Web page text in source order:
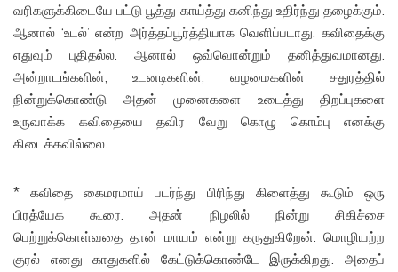
வரிகளுக்கிடையே பட்டு பூத்து காய்த்து கனிந்து உதிர்ந்து தழைக்கும்.
ஆனால் ‘உடல்’ என்ற அர்த்தப்பூர்த்தியாக வெளிப்படாது. கவிதைக்கு
எதுவும் புதிதல்ல. ஆனால் ஒவ்வொன்றும் தனித்துவமானது.
அன்றாடங்களின், உடனடிகளின், வழமைகளின் சதுரத்தில்
நின்றுக்கொண்டு அதன் முனைகளை உடைத்து திறப்புகளை
உருவாக்க கவிதையை தவிர வேறு கொழு கொம்பு எனக்கு
கிடைக்கவில்லை.
* கவிதை கைமரமாய் படர்ந்து பிரிந்து கிளைத்து கூடும் ஒரு
பிரத்யேக கூரை. அதன் நிழலில் நின்று சிகிச்சை
பெற்றுக்கொள்வதை தான் மாயம் என்று கருதுகிறேன். மொழியற்ற
குரல் எனது காதுகளில் கேட்டுக்கொண்டே இருக்கிறது. அதைப்